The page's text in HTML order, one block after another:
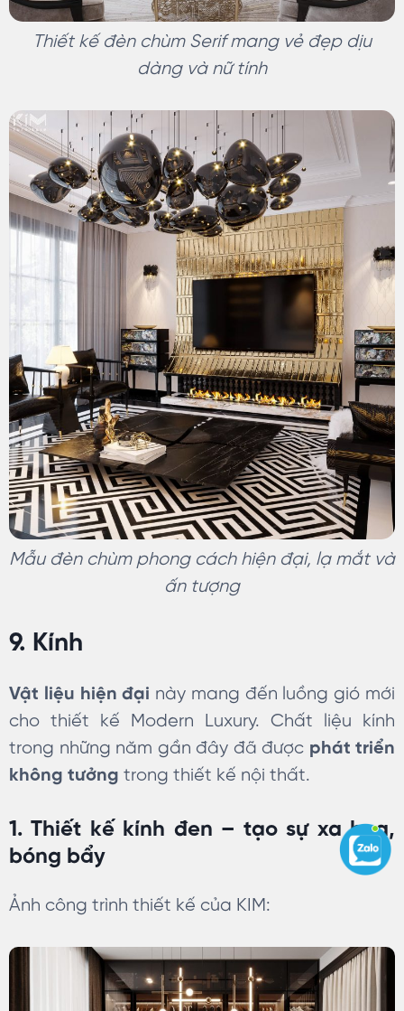
Thiết kế đèn chùm Serif mang vẻ đẹp dịu
dàng và nữ tính
Mẫu đèn chùm phong cách hiện đại, lạ mắt và
ấn tượng
9. Kính
Vật liệu hiện đại này mang đến luồng gió mới
cho thiết kế Modern Luxury. Chất liệu kính
trong những năm gần đây đã được phát triển
không tưởng trong thiết kế nội thất.
1. Thiết kế kính đen – tạo sự xa hoa,
bóng bẩy
Ảnh công trình thiết kế của KIM: